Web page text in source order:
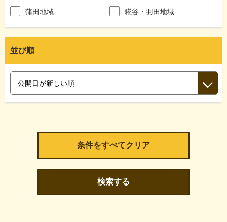
蒲田地域
糀谷・羽田地域
並び順
検索する